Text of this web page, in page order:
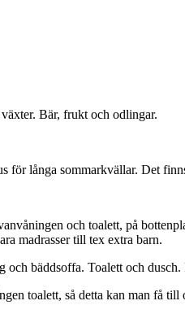
Bär, frukt och odlingar.
för långa sommarkvällar. Det
och toalett, på
madrasser till tex extra barn.
bäddsoffa. Toalett och
toalett, så detta kan man få